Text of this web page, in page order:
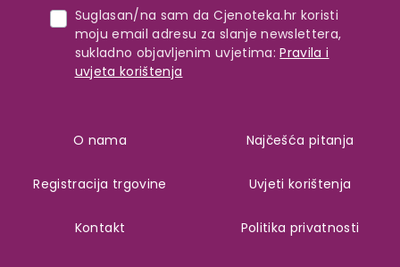
Suglasan/na sam da Cjenoteka.hr koristi
moju email adresu za slanje newslettera,
sukladno objavljenim uvjetima: Pravila i
uvjeta korištenja
O nama
Registracija trgovine
Kontakt
Najčešća pitanja
Uvjeti korištenja
Politika privatnosti